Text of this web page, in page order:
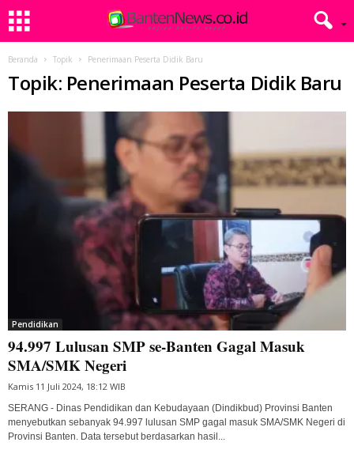
Beranda Topik Penerimaan Peserta Didik Baru
Topik: Penerimaan Peserta Didik Baru
Pendidikan
94.997 Lulusan SMP se-Banten Gagal Masuk
SMA/SMK Negeri
Kamis 11 Juli 2024, 18:12 WIB
SERANG - Dinas Pendidikan dan Kebudayaan (Dindikbud) Provinsi Banten
menyebutkan sebanyak 94.997 lulusan SMP gagal masuk SMA/SMK Negeri di
Provinsi Banten. Data tersebut berdasarkan hasil...